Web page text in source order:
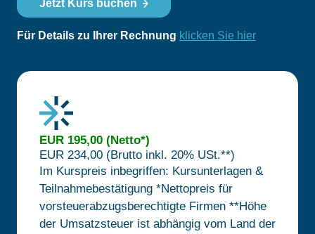
Jetzt Kurs buchen
Für Details zu Ihrer Rechnung klicken Sie hier
EUR 195,00 (Netto*)
EUR 234,00 (Brutto inkl. 20% USt.**)
Im Kurspreis inbegriffen: Kursunterlagen &
Teilnahmebestätigung *Nettopreis für
vorsteuerabzugsberechtigte Firmen **Höhe
der Umsatzsteuer ist abhängig vom Land der